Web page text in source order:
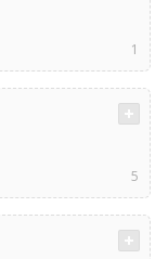
1
5